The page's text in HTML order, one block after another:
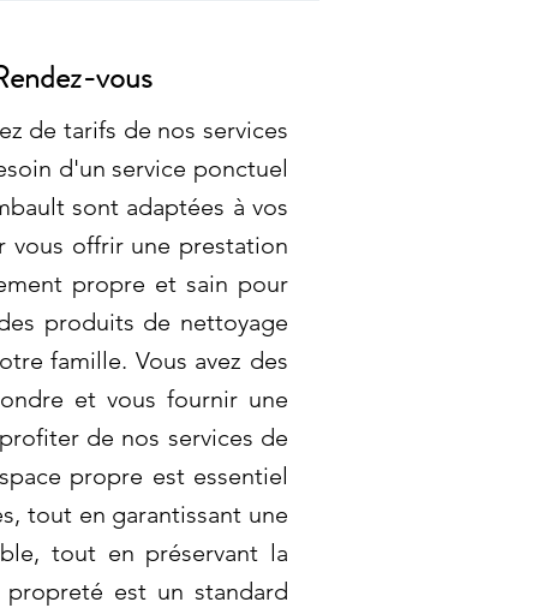
vous
de tarifs de nos services
d'un service ponctuel
sont adaptées à vos
vous offrir une prestation
propre et sain pour
produits de nettoyage
famille. Vous avez des
et vous fournir une
de nos services de
propre est essentiel
tout en garantissant une
tout en préservant la
est un standard